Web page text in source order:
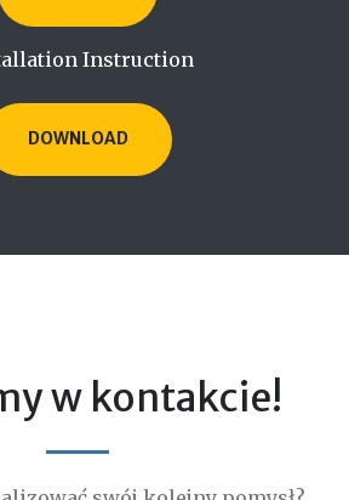
Instruction
DOWNLOAD
w kontakcie!